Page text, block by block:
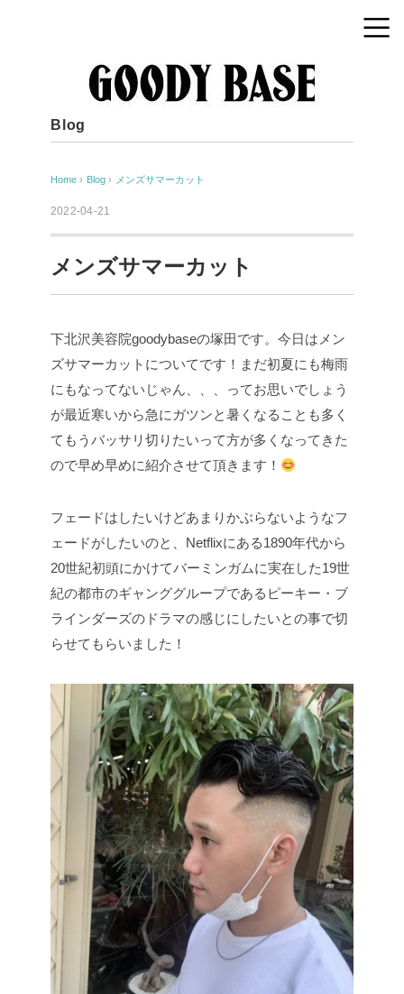
Blog
Home › Blog › メンズサマーカット
2022-04-21
メンズサマーカット
下北沢美容院goodybaseの塚田です。今日はメン
ズサマーカットについてです！まだ初夏にも梅雨
にもなってないじゃん、、、ってお思いでしょう
が最近寒いから急にガツンと暑くなることも多く
てもうバッサリ切りたいって方が多くなってきた
ので早め早めに紹介させて頂きます！
フェードはしたいけどあまりかぶらないようなフ
ェードがしたいのと、Netflixにある1890年代から
20世紀初頭にかけてバーミンガムに実在した19世
紀の都市のギャンググループであるピーキー・ブ
ラインダーズのドラマの感じにしたいとの事で切
らせてもらいました！